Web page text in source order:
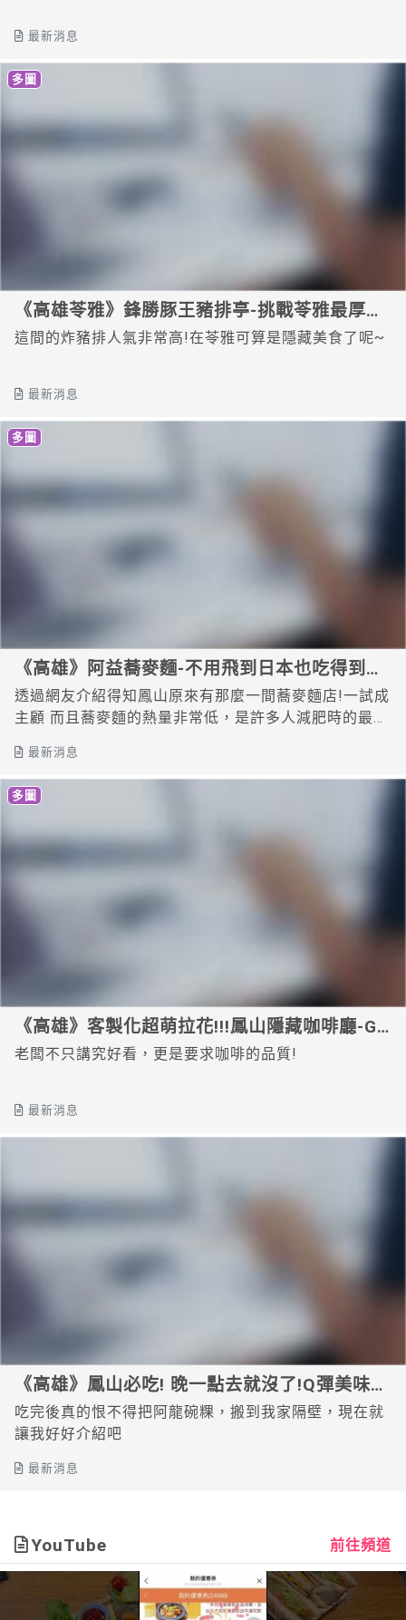
最新消息
多圖
《高雄苓雅》鋒勝豚王豬排亭-挑戰苓雅最厚豬
排!鮮嫩多汁 爆炸厚
這間的炸豬排人氣非常高!在苓雅可算是隱藏美食了呢~
最新消息
多圖
《高雄》阿益蕎麥麵-不用飛到日本也吃得到，
純手工製作
透過網友介紹得知鳳山原來有那麼一間蕎麥麵店!一試成
主顧 而且蕎麥麵的熱量非常低，是許多人減肥時的最愛
最新消息
多圖
《高雄》客製化超萌拉花!!!鳳山隱藏咖啡廳-G
Coffee居藝咖啡
老闆不只講究好看，更是要求咖啡的品質!
最新消息
《高雄》鳳山必吃! 晚一點去就沒了!Q彈美味，
入口即化-阿龍碗粿
吃完後真的恨不得把阿龍碗粿，搬到我家隔壁，現在就
讓我好好介紹吧
最新消息
YouTube 前往頻道